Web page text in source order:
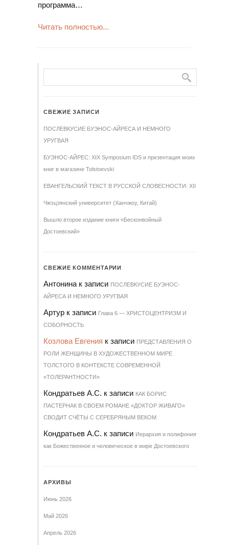
программа…
Читать полностью...
СВЕЖИЕ ЗАПИСИ
ПОСЛЕВКУСИЕ БУЭНОС-АЙРЕСА И НЕМНОГО
УРУГВАЯ
БУЭНОС-АЙРЕС: XIX Symposium IDS и презентация моих
книг в магазине Tolstoevski
ЕВАНГЕЛЬСКИЙ ТЕКСТ В РУССКОЙ СЛОВЕСНОСТИ: XII
Чжэцзянский университет (Ханчжоу, Китай)
Вышло второе издание книги «Бесконвойный
Достоевский»
СВЕЖИЕ КОММЕНТАРИИ
Антонина к записи ПОСЛЕВКУСИЕ БУЭНОС-
АЙРЕСА И НЕМНОГО УРУГВАЯ
Артур к записи Гла­ва 6 — ХРИ­С­ТО­ЦЕН­Т­РИЗМ И
СО­БОР­НОСТЬ
Козлова Евгения к записи ПРЕДСТАВЛЕНИЯ О
РОЛИ ЖЕНЩИНЫ В ХУДОЖЕСТВЕННОМ МИРЕ
ТОЛСТОГО В КОНТЕКСТЕ СОВРЕМЕННОЙ
«ТОЛЕРАНТНОСТИ»
Кондратьев А.С. к записи КАК БОРИС
ПАСТЕРНАК В СВОЕМ РОМАНЕ «ДОКТОР ЖИВАГО»
СВОДИТ СЧЁТЫ С СЕРЕБРЯНЫМ ВЕКОМ
Кондратьев А.С. к записи Иерархия и полифония
как Божественное и человеческое в мире Достоевского
АРХИВЫ
Июнь 2026
Май 2026
Апрель 2026